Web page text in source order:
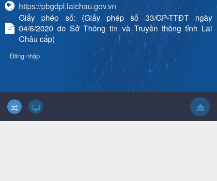
https://pbgdpl.laichau.gov.vn
Giấy phép số: (Giấy phép số 33/GP-TTĐT ngày
04/6/2020 do Sở Thông tin và Truyền thông tỉnh Lai
Châu cấp)
Đăng nhập